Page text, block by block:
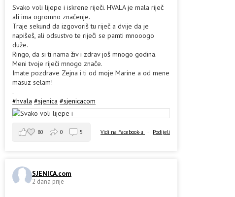
Svako voli lijepe i iskrene riječi. HVALA je mala riječ
ali ima ogromno značenje.
Traje sekund da izgovoriš tu riječ a dvije da je
napišeš, ali odsustvo te riječi se pamti mnooogo
duže.
Ringo, da si ti nama živ i zdrav još mnogo godina.
Meni tvoje riječi mnogo znače.
Imate pozdrave Zejna i ti od moje Marine a od mene
masuz selam!
.
#hvala #sjenica #sjenicacom
Vidi na Facebook-u · Podijeli
80 0 5
SJENICA.com
2 dana prije